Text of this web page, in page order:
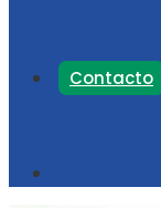
Contacto